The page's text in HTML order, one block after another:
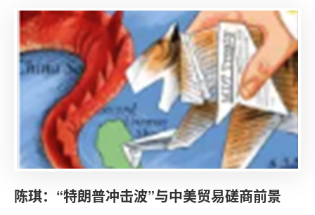
陈琪：“特朗普冲击波”与中美贸易磋商前景